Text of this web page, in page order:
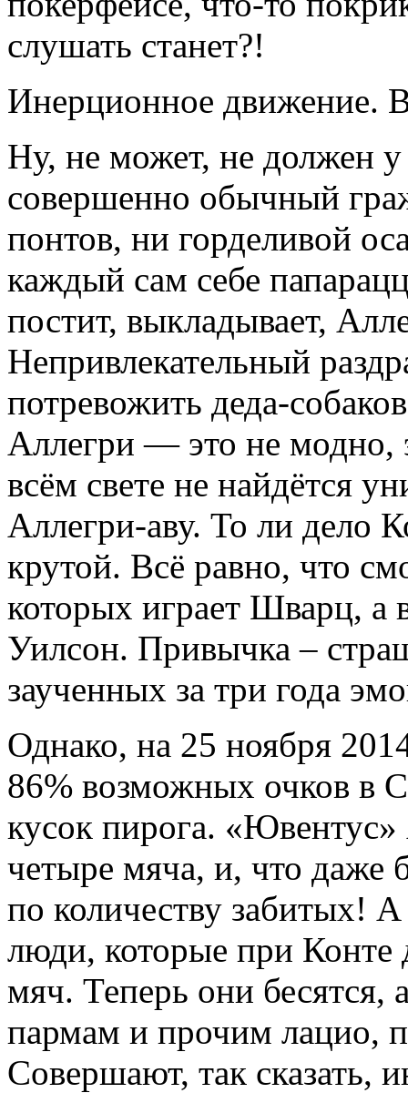
слушать станет?!
Инерционное движение.
Ну, не может, не должен у
совершенно обычный
понтов, ни горделивой
каждый сам себе
постит, выкладывает,
Непривлекательный
потревожить деда-
Аллегри — это не модно,
всём свете не найдётся
Аллегри-аву. То ли дело
крутой. Всё равно, что
которых играет Шварц, а
Уилсон. Привычка –
заученных за три года
Однако, на 25 ноября
86% возможных очков в
кусок пирога. «Ювентус»
четыре мяча, и, что даже
по количеству забитых!
люди, которые при
мяч. Теперь они бесятся,
пармам и прочим лацио,
Совершают, так сказать,